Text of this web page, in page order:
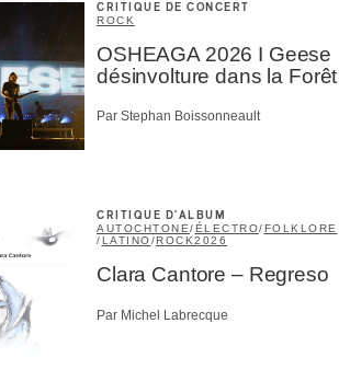
CRITIQUE DE CONCERT
ROCK
OSHEAGA 2026 I Geese
désinvolture dans la Forêt
Par Stephan Boissonneault
CRITIQUE D'ALBUM
AUTOCHTONE/ÉLECTRO/FOLKLORE
/LATINO/ROCK2026
Clara Cantore – Regreso
Par Michel Labrecque